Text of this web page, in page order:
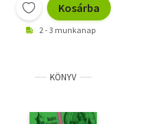
Kosárba
2 - 3 munkanap
KÖNYV